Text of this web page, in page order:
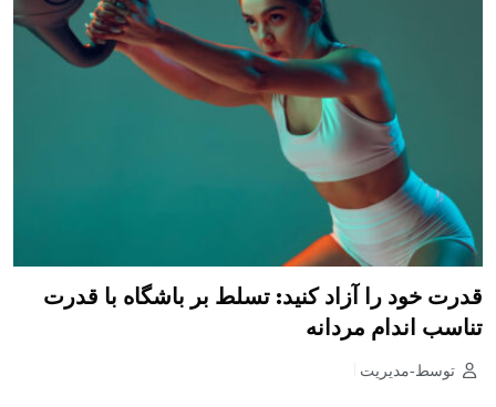
قدرت خود را آزاد کنید: تسلط بر باشگاه با قدرت
تناسب اندام مردانه
توسط-مدیریت